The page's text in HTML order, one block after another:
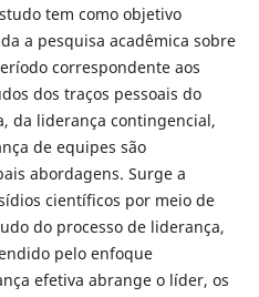
tem como objetivo
a pesquisa acadêmica sobre
correspondente aos
dos traços pessoais do
da liderança contingencial,
de equipes são
abordagens. Surge a
científicos por meio de
do processo de liderança,
pelo enfoque
efetiva abrange o líder, os